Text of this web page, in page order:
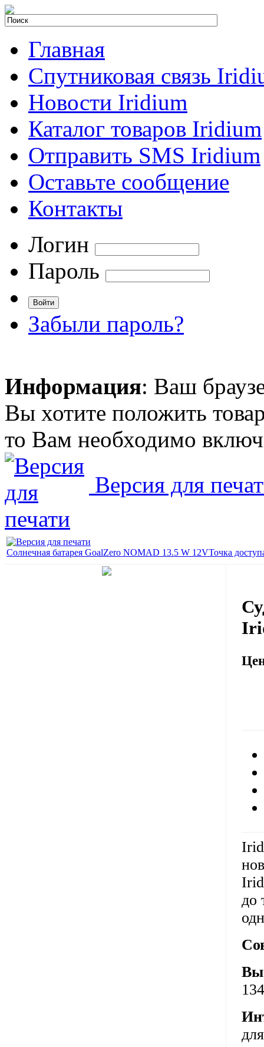
Главная
Спутниковая связь
Новости Iridium
Каталог товаров Iridium
Отправить SMS Iridium
Оставьте сообщение
Контакты
Логин
Пароль
Забыли пароль?
Информация: Ваш
Вы хотите положить
то Вам необходимо
Версия для
Солнечная батарея GoalZero NOMAD 13.5 W 12VТочка
до